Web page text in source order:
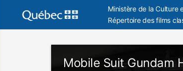
Ministère de la Culture
Répertoire des films
Mobile Suit Gundam